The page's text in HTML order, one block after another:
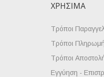
ΧΡΉΣΙΜΑ
Τρόποι
Τρόποι
Τρόποι
Εγγύηση -